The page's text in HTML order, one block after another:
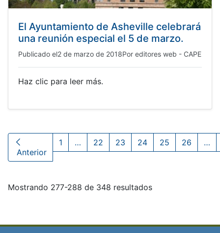
El Ayuntamiento de Asheville celebrará
una reunión especial el 5 de marzo.
Publicado el2 de marzo de 2018Por editores web - CAPE
Haz clic para leer más.
Anterior
1 … 22 23 24 25 26 …
Mostrando 277-288 de 348 resultados